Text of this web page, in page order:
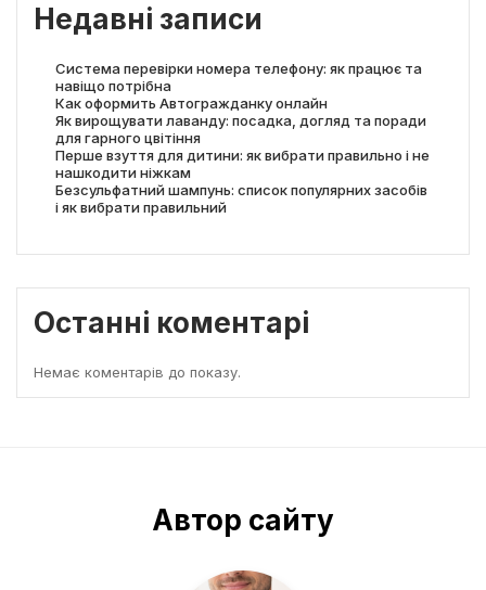
Недавні записи
Система перевірки номера телефону: як працює та
навіщо потрібна
Как оформить Автогражданку онлайн
Як вирощувати лаванду: посадка, догляд та поради
для гарного цвітіння
Перше взуття для дитини: як вибрати правильно і не
нашкодити ніжкам
Безсульфатний шампунь: список популярних засобів
і як вибрати правильний
Останні коментарі
Немає коментарів до показу.
Автор сайту